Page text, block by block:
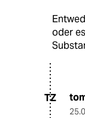
oder
TZ